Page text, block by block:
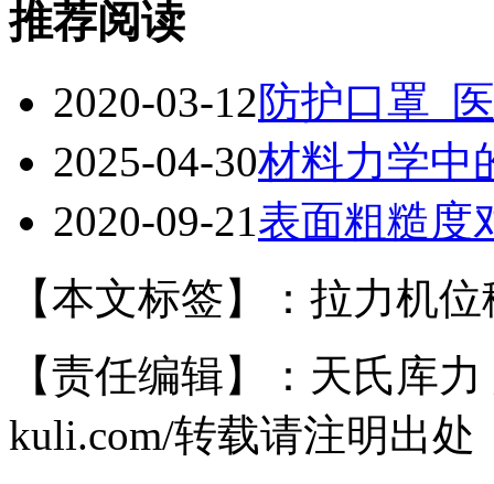
推荐阅读
2020-03-12防护口罩_
2025-04-30材料力学中
2020-09-21表面粗糙度
【本文标签】：拉力机
【责任编辑】：天氏库
kuli.com/转载请注明出处